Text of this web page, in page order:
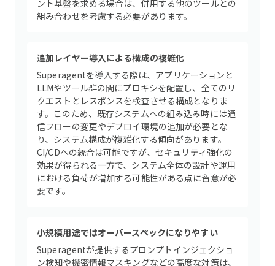
ント基盤を求める場合は、併用する他のツールとの
組み合わせを考慮する必要があります。
追加レイヤー導入による構成の複雑化
Superagentを導入する際は、アプリケーションと
LLMやツール群の間にプロキシを配置し、全てのリ
クエストとレスポンスを検査させる構成となりま
す。このため、既存システムへの組み込み時には通
信フローの変更やデプロイ環境の追加が必要とな
り、システム構成が複雑化する傾向があります。
CI/CDへの統合は可能ですが、セキュリティ強化の
効果が得られる一方で、システム全体の設計や運用
における負荷が増加する可能性がある点に留意が必
要です。
小規模用途ではオーバースペックになりやすい
Superagentが提供するプロンプトインジェクショ
ン検知や機密情報マスキングなどの高度な対策は、